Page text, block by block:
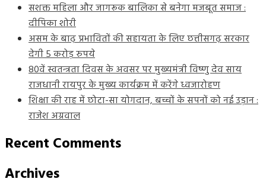
सशक्त महिला और जागरूक बालिका से बनेगा मजबूत समाज :
दीपिका शोरी
असम के बाढ़ प्रभावितों की सहायता के लिए छत्तीसगढ़ सरकार
देगी 5 करोड़ रुपये
80वें स्वतन्त्रता दिवस के अवसर पर मुख्यमंत्री विष्णु देव साय
राजधानी रायपुर के मुख्य कार्यक्रम में करेंगे ध्वजारोहण
शिक्षा की राह में छोटा-सा योगदान, बच्चों के सपनों को नई उड़ान :
राजेश अग्रवाल
Recent Comments
Archives